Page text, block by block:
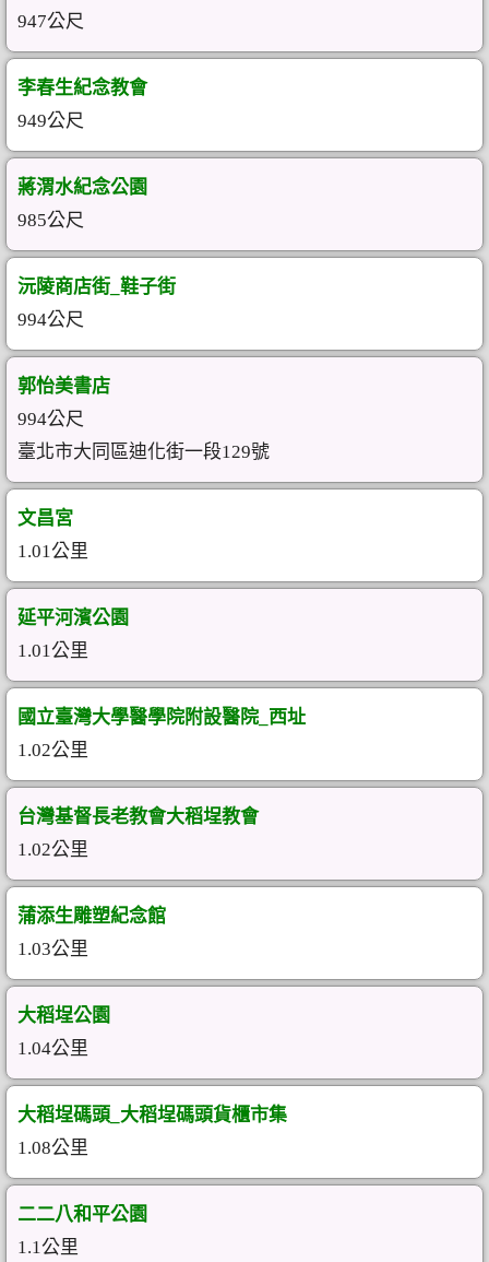
947公尺
李春生紀念教會
949公尺
蔣渭水紀念公園
985公尺
沅陵商店街_鞋子街
994公尺
郭怡美書店
994公尺
臺北市大同區迪化街一段129號
文昌宮
1.01公里
延平河濱公園
1.01公里
國立臺灣大學醫學院附設醫院_西址
1.02公里
台灣基督長老教會大稻埕教會
1.02公里
蒲添生雕塑紀念館
1.03公里
大稻埕公園
1.04公里
大稻埕碼頭_大稻埕碼頭貨櫃市集
1.08公里
二二八和平公園
1.1公里